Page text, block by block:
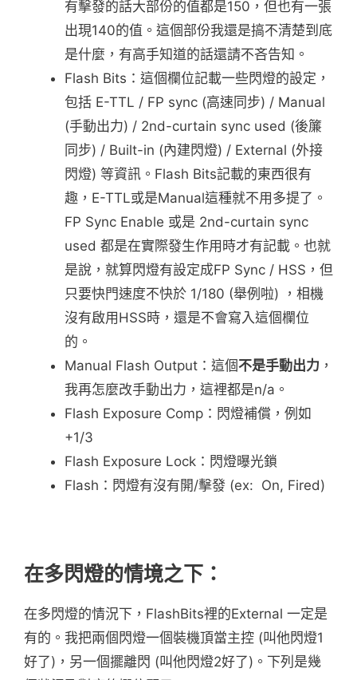
有擊發的話大部份的值都是150，但也有一張
出現140的值。這個部份我還是搞不清楚到底
是什麼，有高手知道的話還請不吝告知。
Flash Bits：這個欄位記載一些閃燈的設定，
包括 E-TTL / FP sync (高速同步) / Manual
(手動出力) / 2nd-curtain sync used (後簾
同步) / Built-in (內建閃燈) / External (外接
閃燈) 等資訊。Flash Bits記載的東西很有
趣，E-TTL或是Manual這種就不用多提了。
FP Sync Enable 或是 2nd-curtain sync
used 都是在實際發生作用時才有記載。也就
是說，就算閃燈有設定成FP Sync / HSS，但
只要快門速度不快於 1/180 (舉例啦) ，相機
沒有啟用HSS時，還是不會寫入這個欄位
的。
Manual Flash Output：這個不是手動出力 ，
我再怎麼改手動出力，這裡都是n/a。
Flash Exposure Comp：閃燈補償，例如
+1/3
Flash Exposure Lock：閃燈曝光鎖
Flash：閃燈有沒有開/擊發 (ex: On, Fired)
在多閃燈的情境之下：
在多閃燈的情況下，FlashBits裡的External 一定是
有的。我把兩個閃燈一個裝機頂當主控 (叫他閃燈1
好了)，另一個擺離閃 (叫他閃燈2好了)。下列是幾